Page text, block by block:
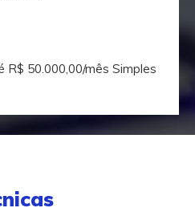
R$ 50.000,00/mês Simples